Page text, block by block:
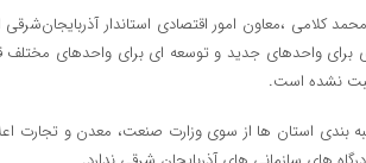
ایجادی برای واحدهای جدید و توسعه ای برای واحدهای
نشده است.
بندی استان ها از سوی وزارت صنعت، معدن و تجارت